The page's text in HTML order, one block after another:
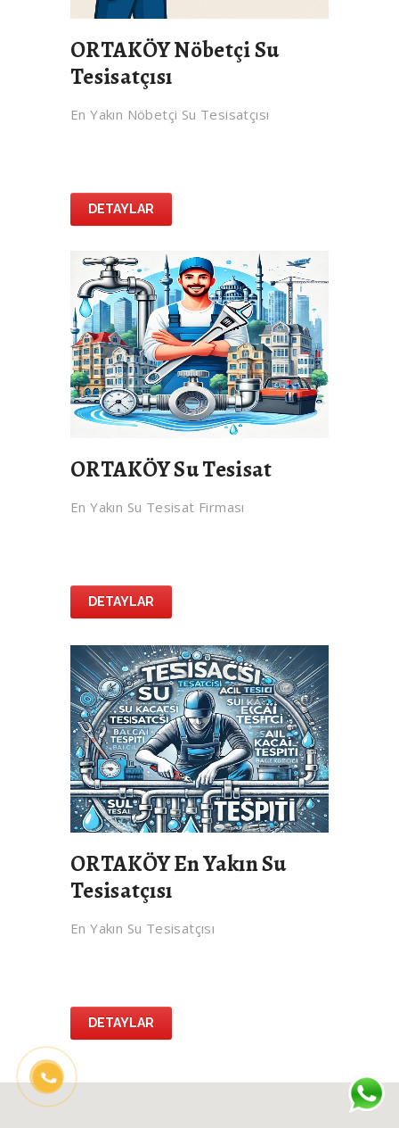
ORTAKÖY Nöbetçi Su
Tesisatçısı
En Yakın Nöbetçi Su Tesisatçısı
DETAYLAR
ORTAKÖY Su Tesisat
En Yakın Su Tesisat Firması
DETAYLAR
ORTAKÖY En Yakın Su
Tesisatçısı
En Yakın Su Tesisatçısı
DETAYLAR